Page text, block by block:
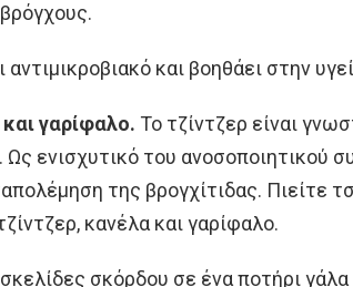
αντιμικροβιακό και βοηθάει στην
γαρίφαλο. Το τζίντζερ είναι
Ως ενισχυτικό του ανοσοποιητικού
της βρογχίτιδας. Πιείτε
κανέλα και γαρίφαλο.
σκόρδου σε ένα ποτήρι γάλα